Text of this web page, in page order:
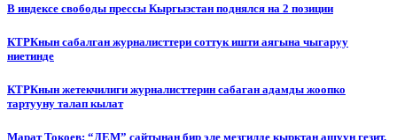
В индексе свободы прессы Кыргызстан поднялся на 2 позиции
КТРКнын сабалган журналисттери соттук ишти аягына чыгаруу
ниетинде
КТРКнын жетекчилиги журналисттерин сабаган адамды жоопко
тартууну талап кылат
Марат Токоев: “ДЕМ” сайтынан бир эле мезгилде кырктан ашуун гезит,